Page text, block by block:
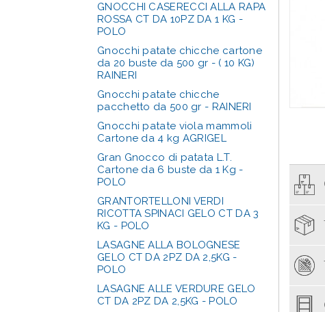
GNOCCHI CASERECCI ALLA RAPA
ROSSA CT DA 10PZ DA 1 KG -
POLO
Gnocchi patate chicche cartone
da 20 buste da 500 gr - ( 10 KG)
RAINERI
Gnocchi patate chicche
pacchetto da 500 gr - RAINERI
Gnocchi patate viola mammoli
Cartone da 4 kg AGRIGEL
Gran Gnocco di patata L.T.
Cartone da 6 buste da 1 Kg -
POLO
GRANTORTELLONI VERDI
RICOTTA SPINACI GELO CT DA 3
KG - POLO
LASAGNE ALLA BOLOGNESE
GELO CT DA 2PZ DA 2,5KG -
POLO
LASAGNE ALLE VERDURE GELO
CT DA 2PZ DA 2,5KG - POLO